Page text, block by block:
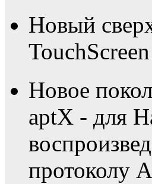
Новый
Новое
aptX - для
протоколу